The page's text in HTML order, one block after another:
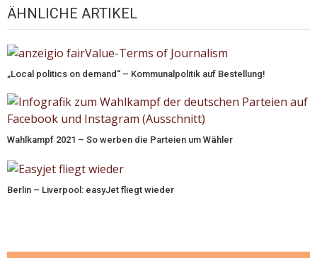
ÄHNLICHE ARTIKEL
„Local politics on demand“ – Kommunalpolitik auf Bestellung!
Wahlkampf 2021 – So werben die Parteien um Wähler
Berlin – Liverpool: easyJet fliegt wieder